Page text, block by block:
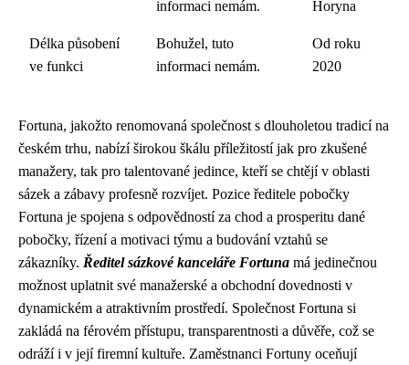
informaci nemám. Horyna
Délka působení
ve funkci
Bohužel, tuto
informaci nemám.
Od roku
2020
Fortuna, jakožto renomovaná společnost s dlouholetou tradicí na
českém trhu, nabízí širokou škálu příležitostí jak pro zkušené
manažery, tak pro talentované jedince, kteří se chtějí v oblasti
sázek a zábavy profesně rozvíjet. Pozice ředitele pobočky
Fortuna je spojena s odpovědností za chod a prosperitu dané
pobočky, řízení a motivaci týmu a budování vztahů se
zákazníky. Ředitel sázkové kanceláře Fortuna má jedinečnou
možnost uplatnit své manažerské a obchodní dovednosti v
dynamickém a atraktivním prostředí. Společnost Fortuna si
zakládá na férovém přístupu, transparentnosti a důvěře, což se
odráží i v její firemní kultuře. Zaměstnanci Fortuny oceňují